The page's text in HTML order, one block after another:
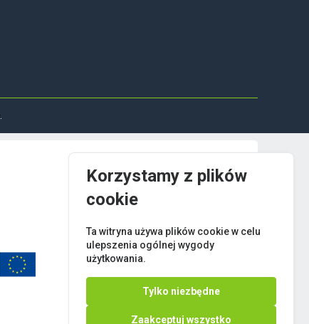
Korzystamy z plików
cookie
Ta witryna używa plików cookie w celu
ulepszenia ogólnej wygody
użytkowania.
Tylko niezbędne
Zaakceptuj wszystko